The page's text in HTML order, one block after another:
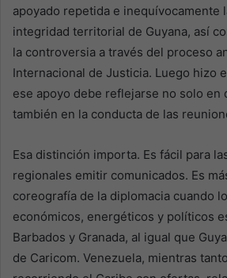
apoyado repetida e inequívocamente
integridad territorial de Guyana, así
la controversia a través del proceso
Internacional de Justicia. Luego hizo
ese apoyo debe reflejarse no solo en
también en la conducta de las
Esa distinción importa. Es fácil para
regionales emitir comunicados. Es
coreografía de la diplomacia cuando
económicos, energéticos y políticos
Barbados y Granada, al igual que
de Caricom. Venezuela, mientras